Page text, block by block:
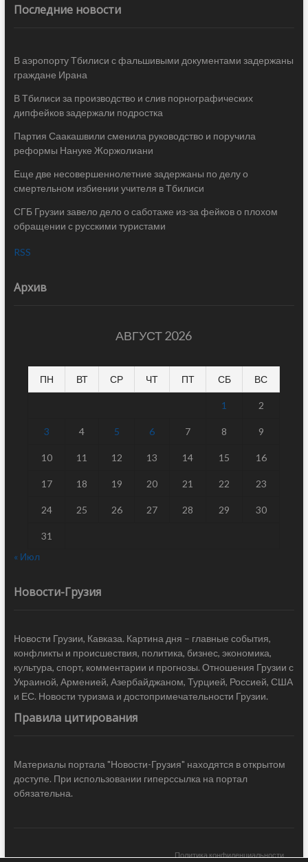
Последние новости
В аэропорту Тбилиси с фальшивыми документами задержаны
граждане Ирана
В Тбилиси за производство и слив порнографических
дипфейков задержали подростка
Партия Саакашвили сменила руководство и поручила
реформы Нануке Жоржолиани
Еще две несовершеннолетние задержаны по делу о
смертельном избиении учителя в Тбилиси
СГБ Грузии завело дело о саботаже из-за фейков о плохом
обращении с русскими туристами
RSS
Архив
АВГУСТ 2026
ПН ВТ СР ЧТ ПТ СБ ВС
1 2
3 4 5 6 7 8 9
10 11 12 13 14 15 16
17 18 19 20 21 22 23
24 25 26 27 28 29 30
31
« Июл
Новости-Грузия
Новости Грузии, Кавказа. Картина дня – главные события,
конфликты и происшествия, политика, бизнес, экономика,
культура, спорт, комментарии и прогнозы. Отношения Грузии с
Украиной, Арменией, Азербайджаном, Турцией, Россией, США
и ЕС. Новости туризма и достопримечательности Грузии.
Правила цитирования
Материалы портала "Новости-Грузия" находятся в открытом
доступе. При использовании гиперссылка на портал
обязательна.
Политика конфиденциальности